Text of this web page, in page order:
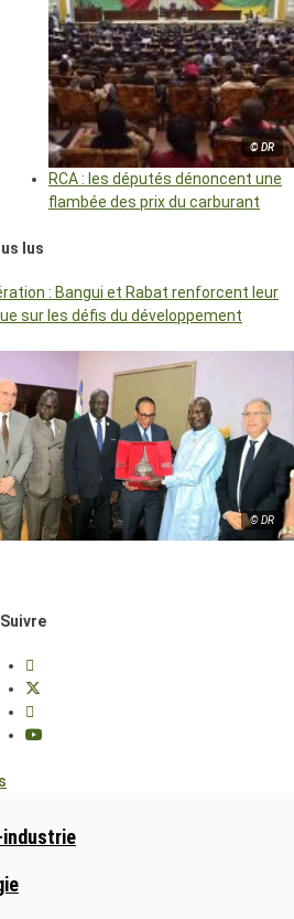
© DR
RCA : les députés dénoncent une
flambée des prix du carburant
lus
: Bangui et Rabat renforcent leur
sur les défis du développement
© DR